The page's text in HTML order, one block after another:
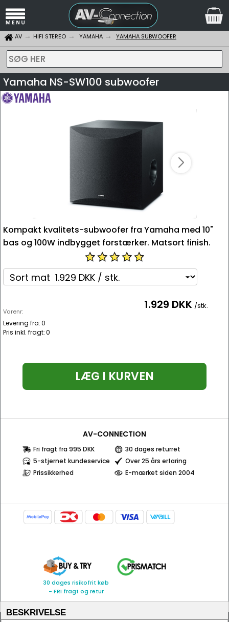
AV HIFI STEREO YAMAHA YAMAHA SUBWOOFER
SØG HER
Yamaha NS-SW100 subwoofer
Kompakt kvalitets-subwoofer fra Yamaha med 10"
bas og 100W indbygget forstærker. Matsort finish.
Varenr:
Levering fra:0
Pris inkl. fragt:0
1.929 DKK /stk.
LÆG I KURVEN
AV-CONNECTION
Fri fragt fra 995 DKK
30 dages returret
5-stjernet kundeservice
Over 25 års erfaring
Prissikkerhed
E-mærket siden 2004
30 dages risikofrit køb
- FRI fragt og retur
BESKRIVELSE